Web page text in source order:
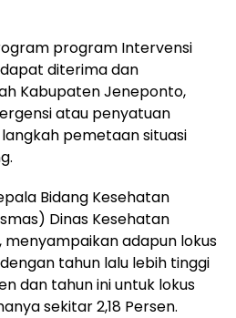
program Intervensi
diterima dan
Kabupaten Jeneponto,
atau penyatuan
pemetaan situasi
Bidang Kesehatan
Dinas Kesehatan
adapun lokus
tahun lalu lebih tinggi
dan tahun ini untuk lokus
sekitar 2,18 Persen.